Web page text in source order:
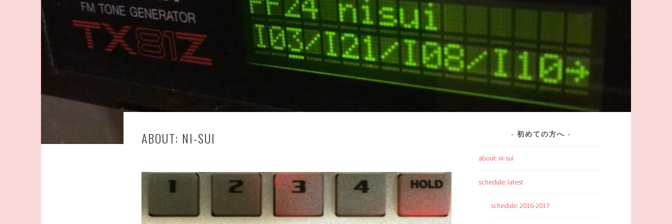
ABOUT: NI-SUI 初めての方へ
about: ni-sui
schedule: latest
schedule: 2016-2017